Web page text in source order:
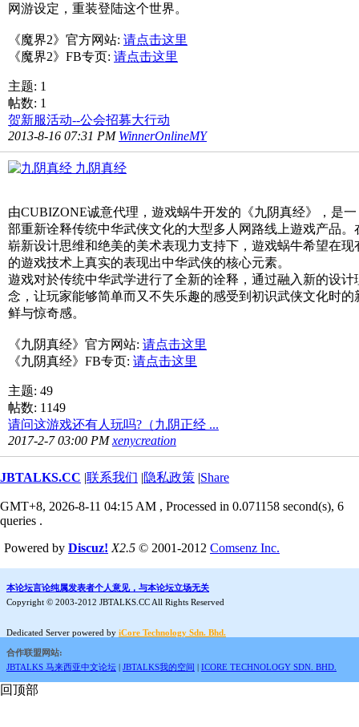
网游设定，重装登陆这个世界。
《魔界2》官方网站: 请点击这里
《魔界2》FB专页: 请点击这里
主题: 1
帖数: 1
贺新服活动--公会招募大行动
2013-8-16 07:31 PM WinnerOnlineMY
九阴真经
由CUBIZONE诚意代理，遊戏蜗牛开发的《九阴真经》，是一
部重新诠释传统中华武侠文化的大型多人网路线上遊戏产品。
崭新设计思维和绝美的美术表现力支持下，遊戏蜗牛希望在现
的遊戏技术上真实的表现出中华武侠的核心元素。
遊戏对於传统中华武学进行了全新的诠释，通过融入新的设计
念，让玩家能够简单而又不失乐趣的感受到初识武侠文化时的
鲜与惊奇感。
《九阴真经》官方网站: 请点击这里
《九阴真经》FB专页: 请点击这里
主题: 49
帖数: 1149
请问这游戏还有人玩吗?（九阴正经 ...
2017-2-7 03:00 PMxenycreation
JBTALKS.CC |联系我们 |隐私政策 |Share
GMT+8, 2026-8-11 04:15 AM , Processed in 0.071158 second(s), 6
queries .
Powered by Discuz! X2.5 © 2001-2012 Comsenz Inc.
本论坛言论纯属发表者个人意见，与本论坛立场无关
Copyright © 2003-2012 JBTALKS.CC All Rights Reserved
Dedicated Server powered by iCore Technology Sdn. Bhd.
合作联盟网站:
JBTALKS 马来西亚中文论坛 | JBTALKS我的空间 | ICORE TECHNOLOGY SDN. BHD.
回顶部